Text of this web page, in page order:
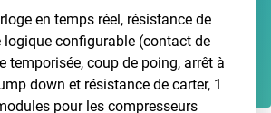
en temps réel, résistance de
logique configurable (contact de
temporisée, coup de poing, arrêt à
down et résistance de carter, 1
pour les compresseurs